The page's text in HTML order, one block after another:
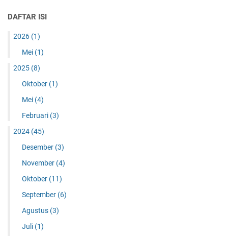
DAFTAR ISI
2026 (1)
Mei (1)
2025 (8)
Oktober (1)
Mei (4)
Februari (3)
2024 (45)
Desember (3)
November (4)
Oktober (11)
September (6)
Agustus (3)
Juli (1)